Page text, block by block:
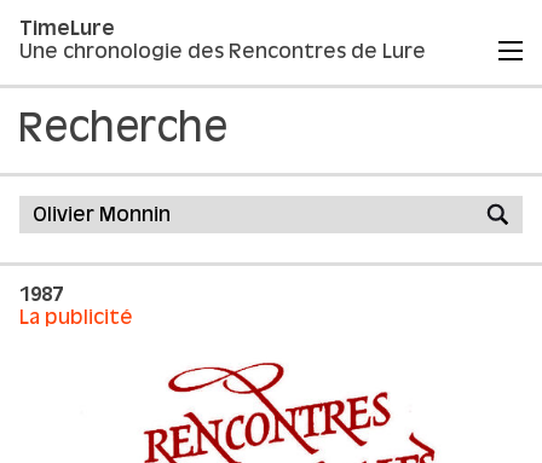
TimeLure
Une chronologie des Rencontres de Lure
Recherche
1987
La publicité